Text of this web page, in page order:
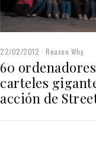
22/02/2012 Reason Why
60
carteles
acción de